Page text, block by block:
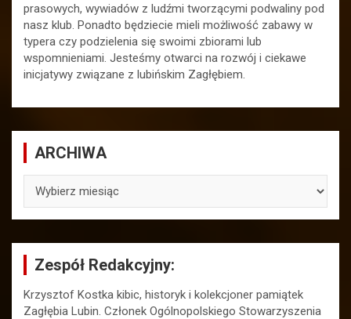
prasowych, wywiadów z ludźmi tworzącymi podwaliny pod
nasz klub. Ponadto będziecie mieli możliwość zabawy w
typera czy podzielenia się swoimi zbiorami lub
wspomnieniami. Jesteśmy otwarci na rozwój i ciekawe
inicjatywy związane z lubińskim Zagłębiem.
ARCHIWA
Zespół Redakcyjny:
Krzysztof Kostka kibic, historyk i kolekcjoner pamiątek
Zagłębia Lubin. Członek Ogólnopolskiego Stowarzyszenia